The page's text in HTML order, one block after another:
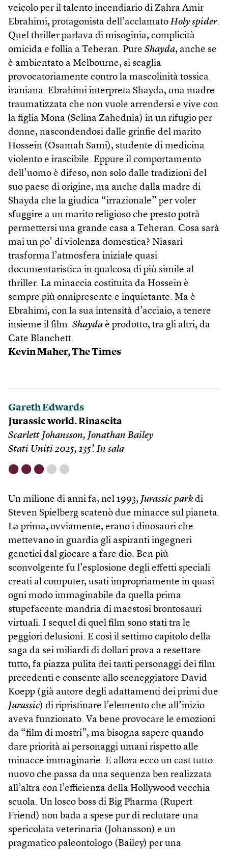
veicolo per il talento incendiario di Zahra Amir
Ebrahimi, protagonista dell’acclamato Holy spider.
Quel thriller parlava di misoginia, complicità
omicida e follia a Teheran. Pure Shayda, anche se
è ambientato a Melbourne, si scaglia
provocatoriamente contro la mascolinità tossica
iraniana. Ebrahimi interpreta Shayda, una madre
traumatizzata che non vuole arrendersi e vive con
la figlia Mona (Selina Zahednia) in un rifugio per
donne, nascondendosi dalle grinfie del marito
Hossein (Osamah Sami), studente di medicina
violento e irascibile. Eppure il comportamento
dell’uomo è difeso, non solo dalle tradizioni del
suo paese di origine, ma anche dalla madre di
Shayda che la giudica “irrazionale” per voler
sfuggire a un marito religioso che presto potrà
permettersi una grande casa a Teheran. Cosa sarà
mai un po’ di violenza domestica? Niasari
trasforma l’atmosfera iniziale quasi
documentaristica in qualcosa di più simile al
thriller. La minaccia costituita da Hossein è
sempre più onnipresente e inquietante. Ma è
Ebrahimi, con la sua intensità d’acciaio, a tenere
insieme il film. Shayda è prodotto, tra gli altri, da
Cate Blanchett.
Kevin Maher, The Times
Gareth Edwards
Jurassic world. Rinascita
Scarlett Johansson, Jonathan Bailey
Stati Uniti 2025, 135’. In sala
⬤ ⬤ ⬤ ⬤ ⬤
Un milione di anni fa, nel 1993, Jurassic park di
Steven Spielberg scatenò due minacce sul pianeta.
La prima, ovviamente, erano i dinosauri che
mettevano in guardia gli aspiranti ingegneri
genetici dal giocare a fare dio. Ben più
sconvolgente fu l’esplosione degli effetti speciali
creati al computer, usati impropriamente in quasi
ogni modo immaginabile da quella prima
stupefacente mandria di maestosi brontosauri
virtuali. I sequel di quel film sono stati tra le
peggiori delusioni. E così il settimo capitolo della
saga da sei miliardi di dollari prova a resettare
tutto, fa piazza pulita dei tanti personaggi dei film
precedenti e consente allo sceneggiatore David
Koepp (già autore degli adattamenti dei primi due
Jurassic) di ripristinare l’elemento che all’inizio
aveva funzionato. Va bene provocare le emozioni
da “film di mostri”, ma bisogna sapere quando
dare priorità ai personaggi umani rispetto alle
minacce immaginarie. E allora ecco un cast tutto
nuovo che passa da una sequenza ben realizzata
all’altra con l’efficienza della Hollywood vecchia
scuola. Un losco boss di Big Pharma (Rupert
Friend) non bada a spese pur di reclutare una
spericolata veterinaria (Johansson) e un
pragmatico paleontologo (Bailey) per una